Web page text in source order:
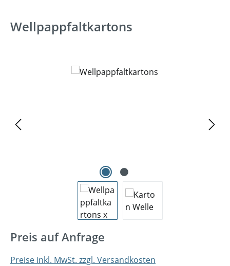
Wellpappfaltkartons
Bildergalerie überspringen
Preis auf Anfrage
Preise inkl. MwSt. zzgl. Versandkosten